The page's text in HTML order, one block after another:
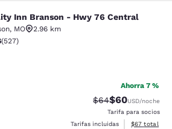
- Hwy 76
Inn Branson - Hwy 76 Central
, MO
2.96 km
de 2.61 estrellas. Feria. 527 reseñas
(527)
Ahorra 7 %
Precio tachado:
$64Precio con
$60USD/noche
Tarifa para socios
Tarifas incluidas
Ver detalles
$67 total